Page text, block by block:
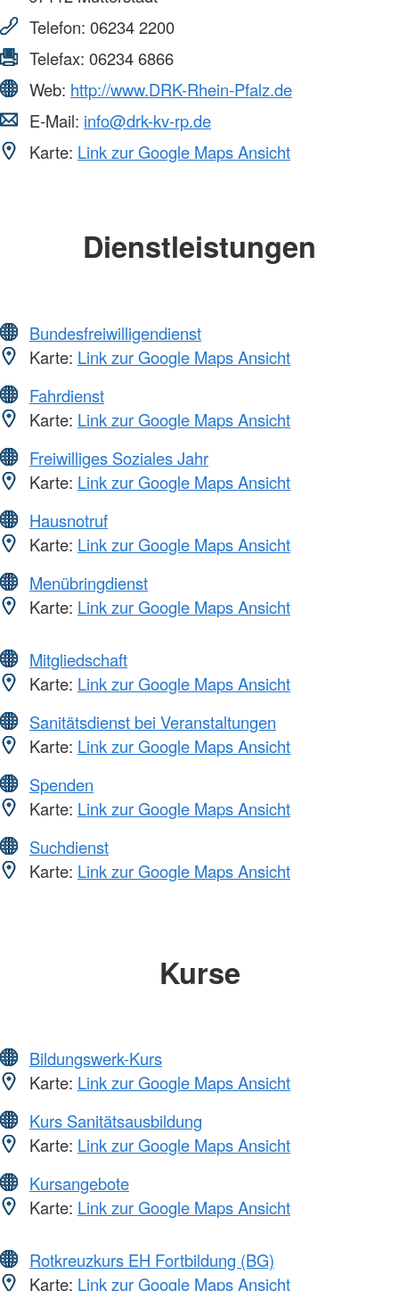
Telefon: 06234 2200
Telefax: 06234 6866
Web: http://www.DRK-Rhein-Pfalz.de
E-Mail: info@drk-kv-rp.de
Karte: Link zur Google Maps Ansicht
Dienstleistungen
Bundesfreiwilligendienst
Karte: Link zur Google Maps Ansicht
Fahrdienst
Karte: Link zur Google Maps Ansicht
Freiwilliges Soziales Jahr
Karte: Link zur Google Maps Ansicht
Hausnotruf
Karte: Link zur Google Maps Ansicht
Menübringdienst
Karte: Link zur Google Maps Ansicht
Mitgliedschaft
Karte: Link zur Google Maps Ansicht
Sanitätsdienst bei Veranstaltungen
Karte: Link zur Google Maps Ansicht
Spenden
Karte: Link zur Google Maps Ansicht
Suchdienst
Karte: Link zur Google Maps Ansicht
Kurse
Bildungswerk-Kurs
Karte: Link zur Google Maps Ansicht
Kurs Sanitätsausbildung
Karte: Link zur Google Maps Ansicht
Kursangebote
Karte: Link zur Google Maps Ansicht
Rotkreuzkurs EH Fortbildung (BG)
Karte: Link zur Google Maps Ansicht